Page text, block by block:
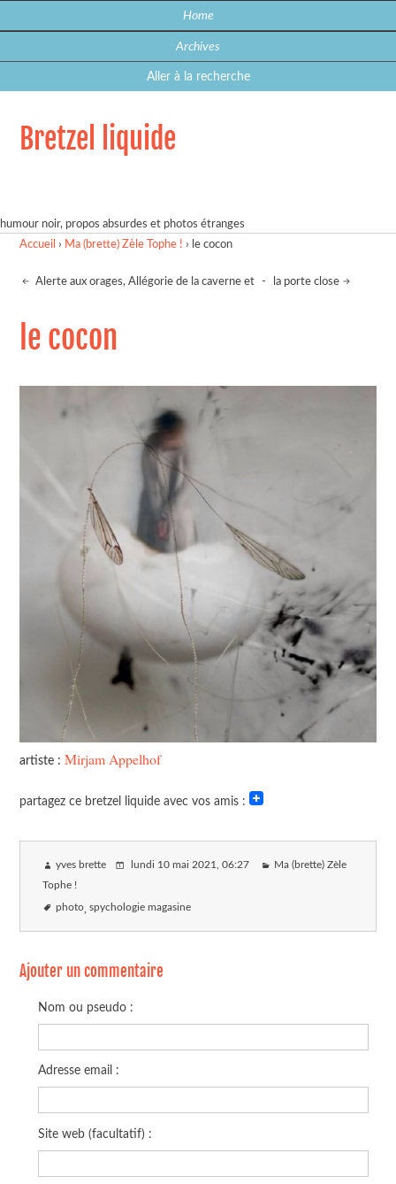
Home
Archives
Aller à la recherche
Bretzel liquide
humour noir, propos absurdes et photos étranges
Accueil › Ma (brette) Zèle Tophe ! › le cocon
Alerte aux orages, Allégorie de la caverne et - la porte close
le cocon
artiste :Mirjam Appelhof
partagez ce bretzel liquide avec vos amis :
yves brette lundi 10 mai 2021, 06:27 Ma (brette) Zèle
Tophe !
photo spychologie magasine
Ajouter un commentaire
Nom ou pseudo :
Adresse email :
Site web (facultatif) :